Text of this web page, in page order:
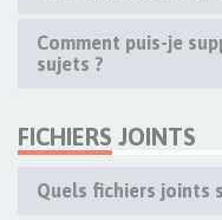
Comment puis-je
sujets ?
FICHIERS JOINTS
Quels fichiers joints